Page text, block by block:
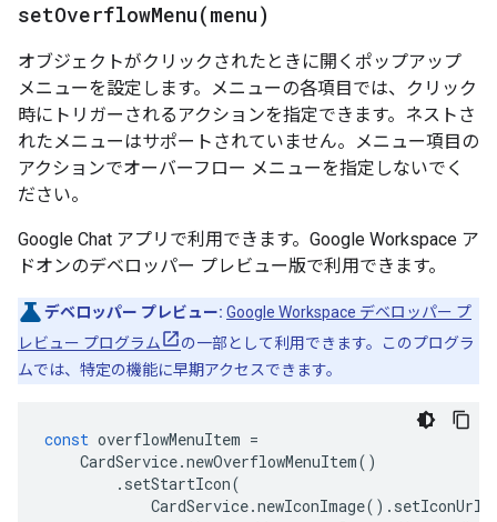
setOverflowMenu(menu)
オブジェクトがクリックされたときに開くポップアップ
メニューを設定します。メニューの各項目では、クリック
時にトリガーされるアクションを指定できます。ネストさ
れたメニューはサポートされていません。メニュー項目の
アクションでオーバーフロー メニューを指定しないでく
ださい。
Google Chat アプリで利用できます。Google Workspace ア
ドオンのデベロッパー プレビュー版で利用できます。
デベロッパー プレビュー: Google Workspace デベロッパー プ
レビュー プログラム
の一部として利用できます。このプログラ
ムでは、特定の機能に早期アクセスできます。
const overflowMenuItem =
CardService.newOverflowMenuItem()
. setStartIcon(
CardService.newIconImage(). setIconUrl